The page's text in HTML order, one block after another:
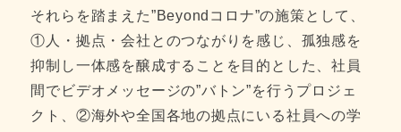
それらを踏まえた”Beyondコロナ”の施策として、
①人・拠点・会社とのつながりを感じ、孤独感を
抑制し一体感を醸成することを目的とした、社員
間でビデオメッセージの”バトン”を行うプロジェ
クト、②海外や全国各地の拠点にいる社員への学